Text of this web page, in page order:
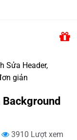
Sửa Header,
giản
Background
3910 Lượt xem